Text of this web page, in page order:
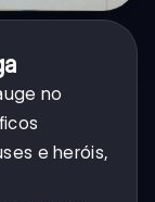
no
e heróis,